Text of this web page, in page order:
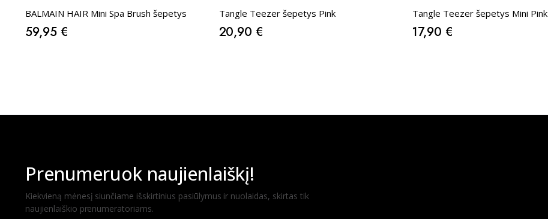
BALMAIN HAIR Mini Spa Brush šepetys
59,95 €
Tangle Teezer šepetys Pink
20,90€
Tangle Teezer šepetys Mini Pink
17,90 €
Prenumeruok naujienlaiškį!
Kiekvieną mėnesį siunčiame išskirtinius pasiūlymus ir nuolaidas, skirtas tik
naujienlaiškio prenumeratoriams.